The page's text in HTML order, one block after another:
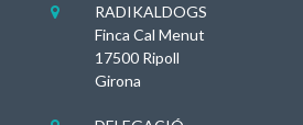

RADIKALDOGS
Finca Cal Menut
17500 Ripoll
Girona